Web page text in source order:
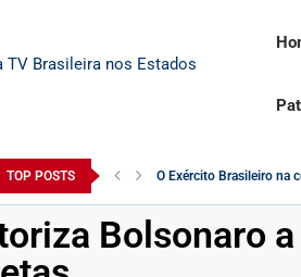
TOP POSTS O Exército Brasileiro na
Bolsonaro